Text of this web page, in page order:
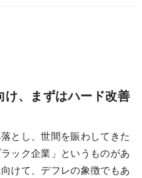
け、まずはハード改善
とし、世間を賑わしてきた
ック企業」というものがあ
けて、デフレの象徴でもあ